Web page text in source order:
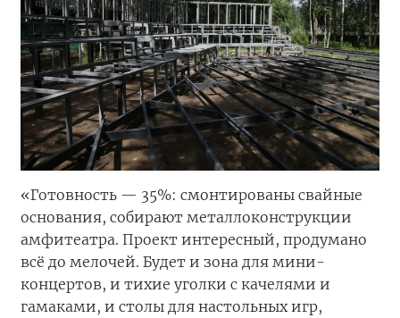
«Готовность — 35%: смонтированы свайные
основания, собирают металлоконструкции
амфитеатра. Проект интересный, продумано
всё до мелочей. Будет и зона для мини-
концертов, и тихие уголки с качелями и
гамаками, и столы для настольных игр,